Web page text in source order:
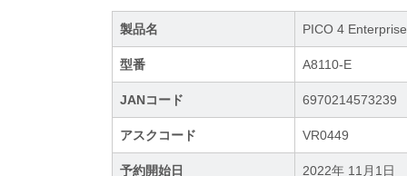
製品名 PICO 4 Enterprise
型番 A8110-E
JANコード 6970214573239
アスクコード VR0449
予約開始日 2022年 11月1日